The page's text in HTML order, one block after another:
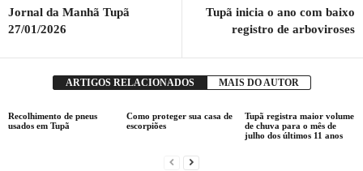
Jornal da Manhã Tupã
27/01/2026
Tupã inicia o ano com baixo
registro de arboviroses
ARTIGOS RELACIONADOS MAIS DO AUTOR
Recolhimento de pneus
usados em Tupã
Como proteger sua casa de
escorpiões
Tupã registra maior volume
de chuva para o mês de
julho dos últimos 11 anos